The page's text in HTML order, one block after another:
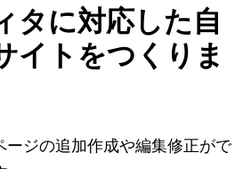
タに対応した自
イトをつくりま
ジの追加作成や編集修正がで